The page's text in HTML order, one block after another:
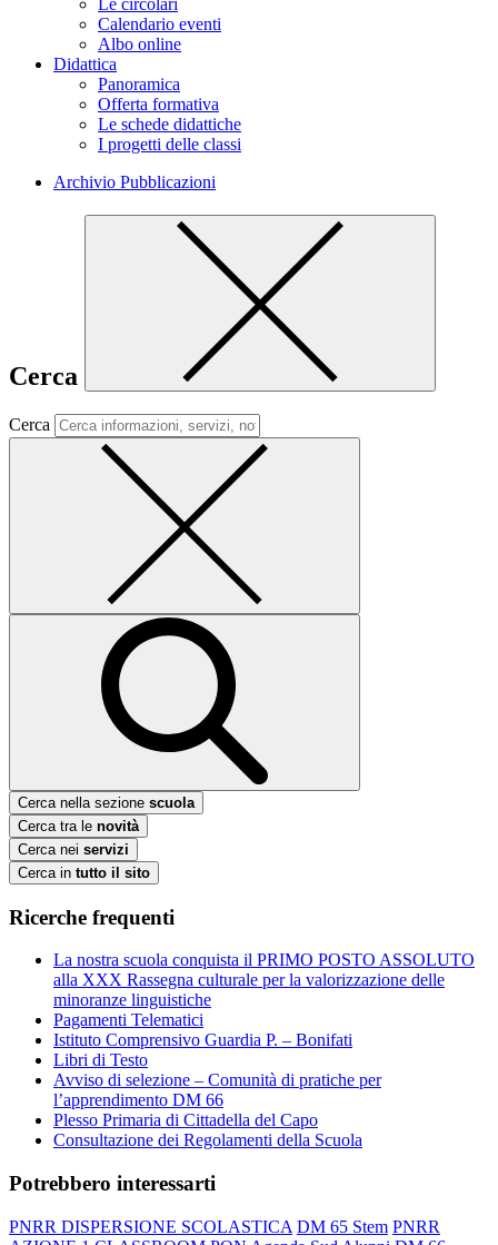
Le circolari
Calendario eventi
Albo online
Didattica
Panoramica
Offerta formativa
Le schede didattiche
I progetti delle classi
Archivio Pubblicazioni
Cerca
Cerca
Cerca nella sezione scuola
Cerca tra le novità
Cerca nei servizi
Cerca in tutto il sito
Ricerche frequenti
La nostra scuola conquista il PRIMO POSTO ASSOLUTO
alla XXX Rassegna culturale per la valorizzazione delle
minoranze linguistiche
Pagamenti Telematici
Istituto Comprensivo Guardia P. – Bonifati
Libri di Testo
Avviso di selezione – Comunità di pratiche per
l’apprendimento DM 66
Plesso Primaria di Cittadella del Capo
Consultazione dei Regolamenti della Scuola
Potrebbero interessarti
PNRR DISPERSIONE SCOLASTICA DM 65 Stem PNRR